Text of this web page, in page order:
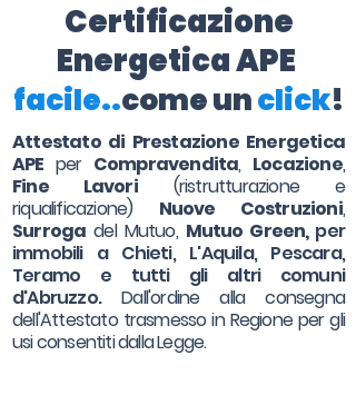
Certificazione
Energetica APE
facile..come unclick!
Attestato di Prestazione Energetica
APE per Compravendita, Locazione,
Fine Lavori(ristrutturazione e
riqualificazione) Nuove Costruzioni,
Surroga del Mutuo, Mutuo Green, per
immobili a Chieti, L'Aquila, Pescara,
Teramo e tutti gli altri comuni
d'Abruzzo.Dall'ordine alla consegna
dell'Attestato trasmesso in Regione per gli
usi consentiti dalla Legge.